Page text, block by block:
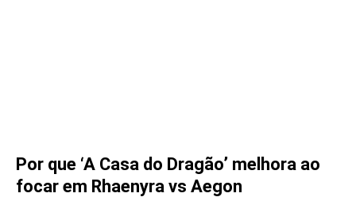
Por que ‘A Casa do Dragão’ melhora ao
focar em Rhaenyra vs Aegon